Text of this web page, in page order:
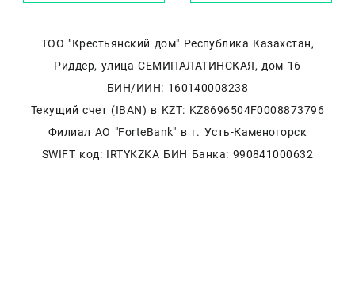
ТОО "Крестьянский дом" Республика Казахстан,
Риддер, улица СЕМИПАЛАТИНСКАЯ, дом 16
БИН/ИИН: 160140008238
Текущий счет (IBAN) в KZT: KZ8696504F0008873796
Филиал АО "ForteBank" в г. Усть-Каменогорск
SWIFT код: IRTYKZKA БИН Банка: 990841000632